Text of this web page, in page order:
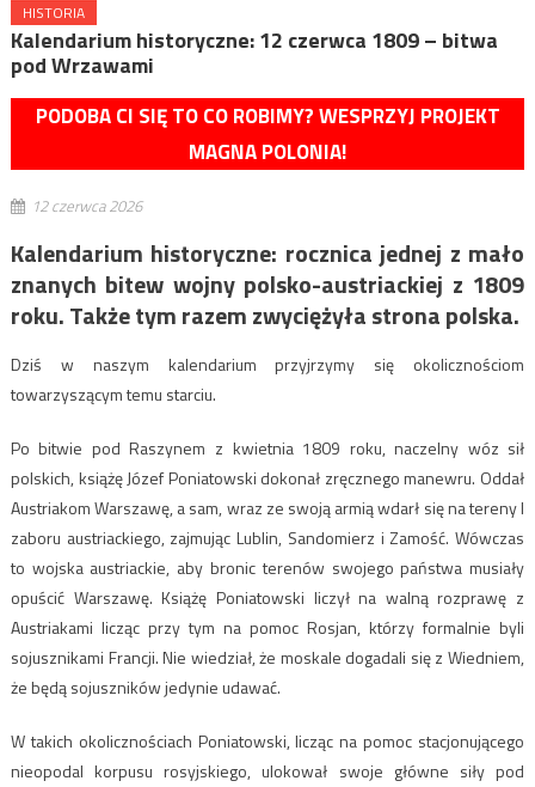
HISTORIA
Kalendarium historyczne: 12 czerwca 1809 – bitwa
pod Wrzawami
PODOBA CI SIĘ TO CO ROBIMY? WESPRZYJ PROJEKT
MAGNA POLONIA!
12 czerwca 2026
Kalendarium historyczne: rocznica jednej z mało
znanych bitew wojny polsko-austriackiej z 1809
roku. Także tym razem zwyciężyła strona polska.
Dziś w naszym kalendarium przyjrzymy się okolicznościom
towarzyszącym temu starciu.
Po bitwie pod Raszynem z kwietnia 1809 roku, naczelny wóz sił
polskich, książę Józef Poniatowski dokonał zręcznego manewru. Oddał
Austriakom Warszawę, a sam, wraz ze swoją armią wdarł się na tereny I
zaboru austriackiego, zajmując Lublin, Sandomierz i Zamość. Wówczas
to wojska austriackie, aby bronic terenów swojego państwa musiały
opuścić Warszawę. Książę Poniatowski liczył na walną rozprawę z
Austriakami licząc przy tym na pomoc Rosjan, którzy formalnie byli
sojusznikami Francji. Nie wiedział, że moskale dogadali się z Wiedniem,
że będą sojuszników jedynie udawać.
W takich okolicznościach Poniatowski, licząc na pomoc stacjonującego
nieopodal korpusu rosyjskiego, ulokował swoje główne siły pod